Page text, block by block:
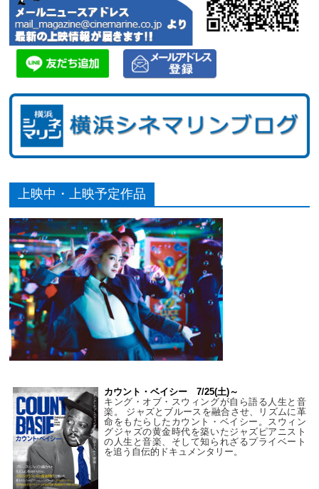
上映中・上映予定作品
カウント・ベイシー 7/25(土)～
キング・オブ・スウィングが自ら語る人生と音
楽。 ジャズとブルースを融合させ、リズムに革
命をもたらしたカウント・ベイシー。スウィン
グジャズの黄金時代を築いたジャズピアニスト
の人生と音楽、そして知られざるプライベート
を追う自伝的ドキュメンタリー。